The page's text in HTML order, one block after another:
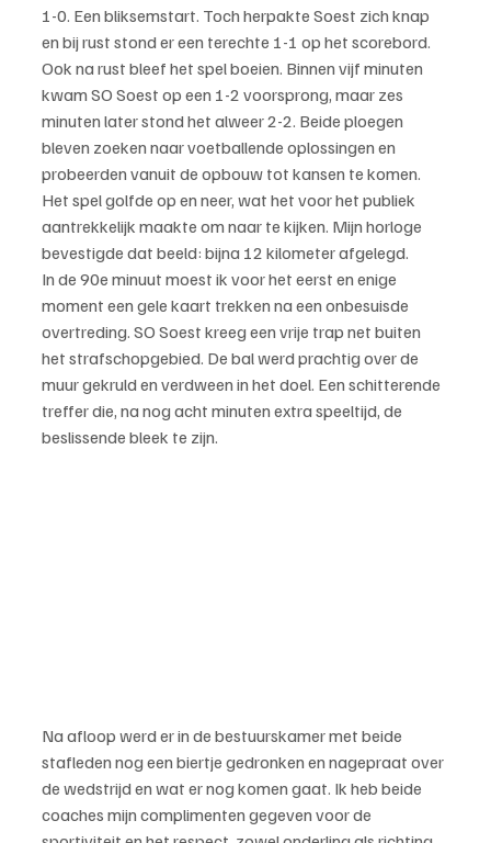
1-0. Een bliksemstart. Toch herpakte Soest zich knap
en bij rust stond er een terechte 1-1 op het scorebord.
Ook na rust bleef het spel boeien. Binnen vijf minuten
kwam SO Soest op een 1-2 voorsprong, maar zes
minuten later stond het alweer 2-2. Beide ploegen
bleven zoeken naar voetballende oplossingen en
probeerden vanuit de opbouw tot kansen te komen.
Het spel golfde op en neer, wat het voor het publiek
aantrekkelijk maakte om naar te kijken. Mijn horloge
bevestigde dat beeld: bijna 12 kilometer afgelegd.
In de 90e minuut moest ik voor het eerst en enige
moment een gele kaart trekken na een onbesuisde
overtreding. SO Soest kreeg een vrije trap net buiten
het strafschopgebied. De bal werd prachtig over de
muur gekruld en verdween in het doel. Een schitterende
treffer die, na nog acht minuten extra speeltijd, de
beslissende bleek te zijn.
Na afloop werd er in de bestuurskamer met beide
stafleden nog een biertje gedronken en nagepraat over
de wedstrijd en wat er nog komen gaat. Ik heb beide
coaches mijn complimenten gegeven voor de